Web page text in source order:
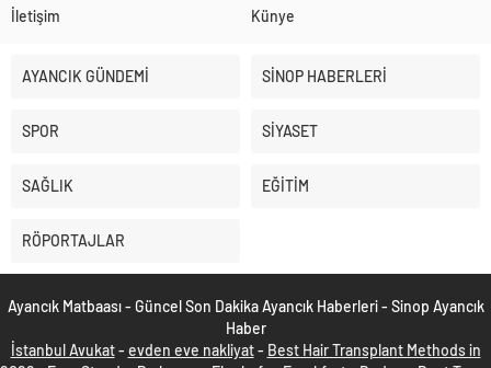
İletişim Künye
AYANCIK GÜNDEMİ SİNOP HABERLERİ
SPOR SİYASET
SAĞLIK EĞİTİM
RÖPORTAJLAR
Ayancık Matbaası - Güncel Son Dakika Ayancık Haberleri - Sinop Ayancık
Haber
İstanbul Avukat- evden eve nakliyat- Best Hair Transplant Methods in